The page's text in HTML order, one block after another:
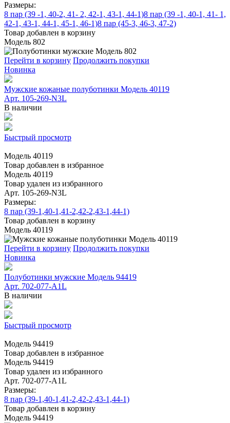
Размеры:
8 пар (39 -1, 40-2, 41- 2, 42-1, 43-1, 44-1)8 пар (39 -1, 40-1, 41- 1,
42-1, 43-1, 44-1, 45-1, 46-1)8 пар (45-3, 46-3, 47-2)
Товар добавлен в корзину
Модель 802
Перейти в корзину Продолжить покупки
Новинка
Мужские кожаные полуботинки Модель 40119
Арт. 105-269-N3L
В наличии
Быстрый просмотр
Модель 40119
Товар добавлен в избранное
Модель 40119
Товар удален из избранного
Арт. 105-269-N3L
Размеры:
8 пар (39-1,40-1,41-2,42-2,43-1,44-1)
Товар добавлен в корзину
Модель 40119
Перейти в корзину Продолжить покупки
Новинка
Полуботинки мужские Модель 94419
Арт. 702-077-A1L
В наличии
Быстрый просмотр
Модель 94419
Товар добавлен в избранное
Модель 94419
Товар удален из избранного
Арт. 702-077-A1L
Размеры:
8 пар (39-1,40-1,41-2,42-2,43-1,44-1)
Товар добавлен в корзину
Модель 94419